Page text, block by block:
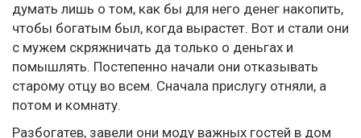
думать лишь о том, как бы для него денег накопить,
чтобы богатым был, когда вырастет. Вот и стали они
с мужем скряжничать да только о деньгах и
помышлять. Постепенно начали они отказывать
старому отцу во всем. Сначала прислугу отняли, а
потом и комнату.
Разбогатев, завели они моду важных гостей в дом